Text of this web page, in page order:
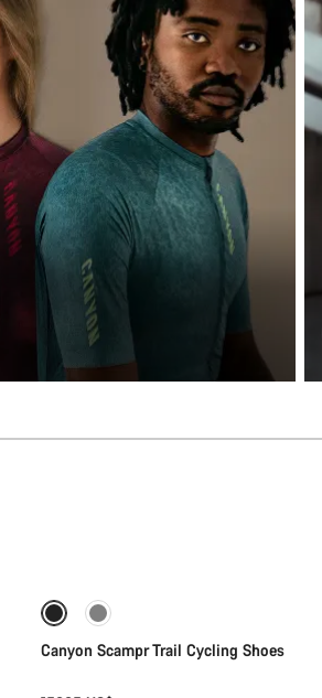
Canyon Scampr Trail Cycling Shoes